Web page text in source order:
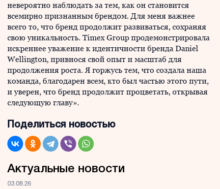
невероятно наблюдать за тем, как он становится
всемирно признанным брендом. Для меня важнее
всего то, что бренд продолжит развиваться, сохраняя
свою уникальность. Timex Group продемонстрировала
искреннее уважение к идентичности бренда Daniel
Wellington, привнося свой опыт и масштаб для
продолжения роста. Я горжусь тем, что создала наша
команда, благодарен всем, кто был частью этого пути,
и уверен, что бренд продолжит процветать, открывая
следующую главу».
Поделиться новостью
Актуальные новости
03.08.26